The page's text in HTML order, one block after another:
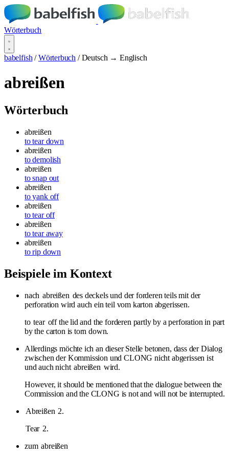
Wörterbuch
babelfish / Wörterbuch / Deutsch → Englisch
abreißen
Wörterbuch
abreißen
to tear down
abreißen
to demolish
abreißen
to snap out
abreißen
to yank off
abreißen
to tear off
abreißen
to tear away
abreißen
to rip down
Beispiele im Kontext
nach abreißen des deckels und der forderen teils mit der
perforation wird auch ein teil vom karton abgerissen.
to tear off the lid and the forderen partly by a perforation in part
by the carton is torn down.
Allerdings möchte ich an dieser Stelle betonen, dass der Dialog
zwischen der Kommission und CLONG nicht abgerissen ist
und auch nicht abreißen wird.
However, it should be mentioned that the dialogue between the
Commission and the CLONG is not and will not be interrupted.
Abreißen 2.
Tear 2.
zum abreißen